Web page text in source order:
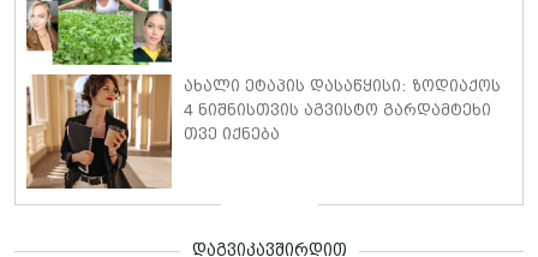
ახალი ეტაპის დასაწყისი: ზოდიაქოს
4 ნიშნისთვის აგვისტო გარდამტეხი
თვე იქნება
დაგვიკავშირდით